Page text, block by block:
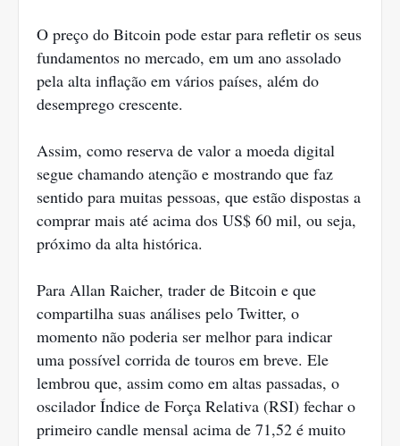
O preço do Bitcoin pode estar para refletir os seus
fundamentos no mercado, em um ano assolado
pela alta inflação em vários países, além do
desemprego crescente.
Assim, como reserva de valor a moeda digital
segue chamando atenção e mostrando que faz
sentido para muitas pessoas, que estão dispostas a
comprar mais até acima dos US$ 60 mil, ou seja,
próximo da alta histórica.
Para Allan Raicher, trader de Bitcoin e que
compartilha suas análises pelo Twitter, o
momento não poderia ser melhor para indicar
uma possível corrida de touros em breve. Ele
lembrou que, assim como em altas passadas, o
oscilador Índice de Força Relativa (RSI) fechar o
primeiro candle mensal acima de 71,52 é muito